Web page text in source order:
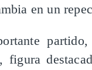
en un
figura